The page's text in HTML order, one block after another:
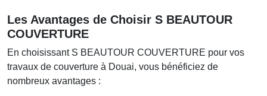
Les Avantages de Choisir S BEAUTOUR
COUVERTURE
En choisissant S BEAUTOUR COUVERTURE pour vos
travaux de couverture à Douai, vous bénéficiez de
nombreux avantages :